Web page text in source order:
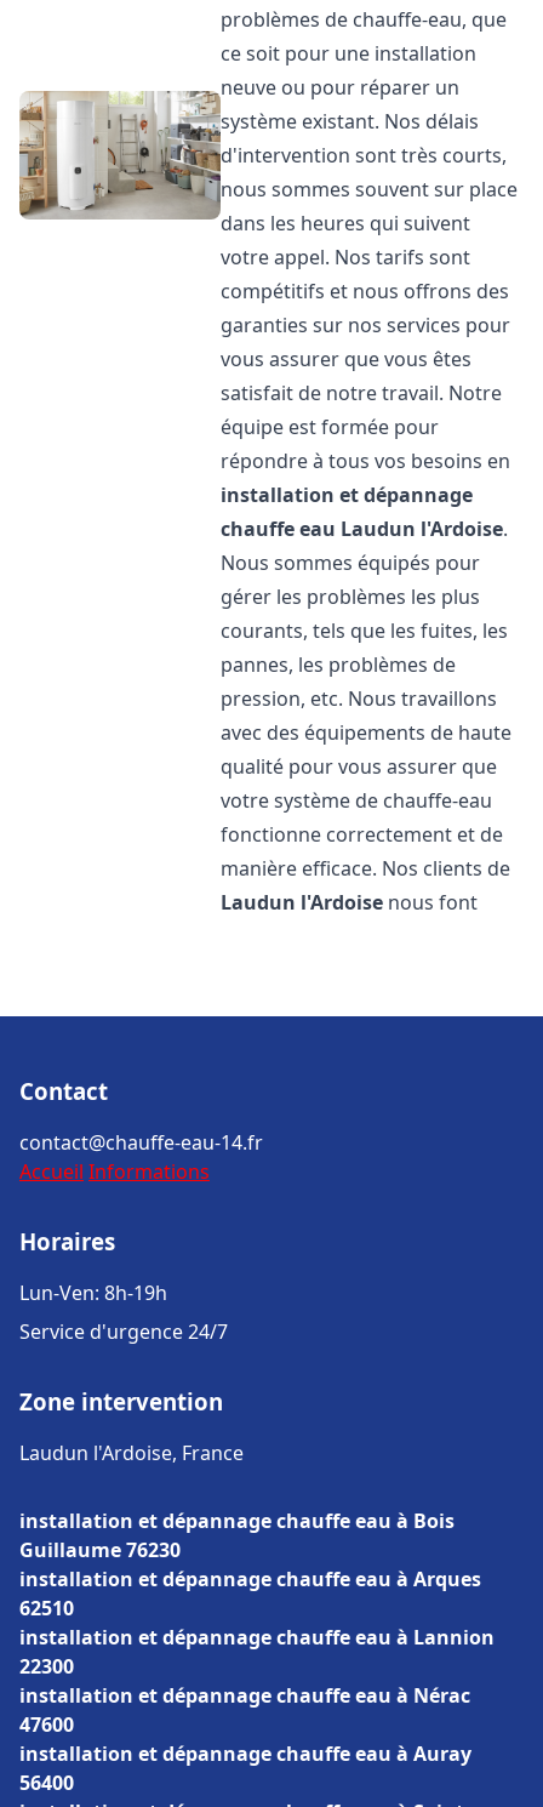
problèmes de chauffe-eau, que
ce soit pour une installation
neuve ou pour réparer un
système existant. Nos délais
d'intervention sont très courts,
nous sommes souvent sur place
dans les heures qui suivent
votre appel. Nos tarifs sont
compétitifs et nous offrons des
garanties sur nos services pour
vous assurer que vous êtes
satisfait de notre travail. Notre
équipe est formée pour
répondre à tous vos besoins en
installation et dépannage
chauffe eau Laudun l'Ardoise.
Nous sommes équipés pour
gérer les problèmes les plus
courants, tels que les fuites, les
pannes, les problèmes de
pression, etc. Nous travaillons
avec des équipements de haute
qualité pour vous assurer que
votre système de chauffe-eau
fonctionne correctement et de
manière efficace. Nos clients de
Laudun l'Ardoise nous font
Contact
contact@chauffe-eau-14.fr
Accueil Informations
Horaires
Lun-Ven: 8h-19h
Service d'urgence 24/7
Zone intervention
Laudun l'Ardoise, France
installation et dépannage chauffe eau à Bois
Guillaume 76230
installation et dépannage chauffe eau à Arques
62510
installation et dépannage chauffe eau à Lannion
22300
installation et dépannage chauffe eau à Nérac
47600
installation et dépannage chauffe eau à Auray
56400